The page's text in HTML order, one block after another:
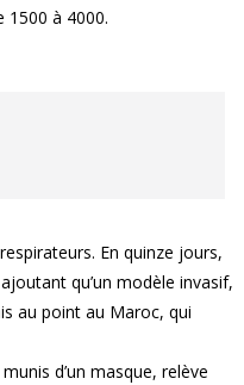
1500 à 4000.
En quinze jours,
qu’un modèle invasif,
au point au Maroc, qui
d’un masque, relève